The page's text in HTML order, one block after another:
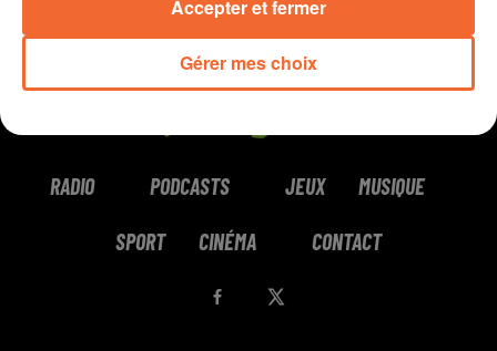
RADIO PODCASTS JEUX MUSIQUE
SPORT CINÉMA CONTACT
Gérer mes choix
Accepter et fermer